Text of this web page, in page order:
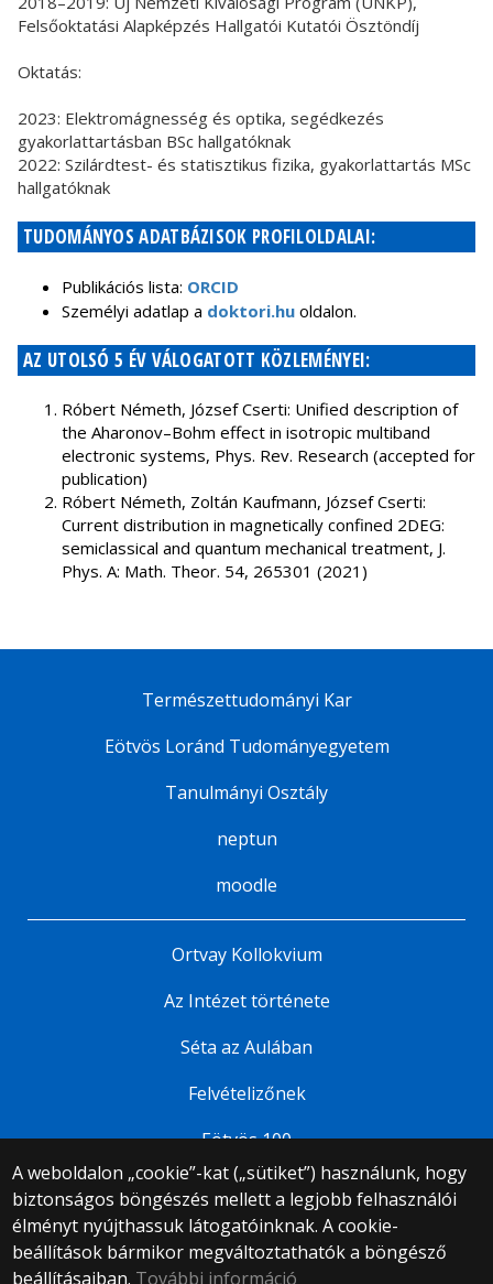
Felsőoktatási Alapképzés Hallgatói Kutatói Ösztöndíj
Oktatás:
2023: Elektromágnesség és optika, segédkezés
gyakorlattartásban BSc hallgatóknak
2022: Szilárdtest- és statisztikus fizika, gyakorlattartás MSc
hallgatóknak
TUDOMÁNYOS ADATBÁZISOK PROFILOLDALAI:
Publikációs lista: ORCID
Személyi adatlap a doktori.hu oldalon.
AZ UTOLSÓ 5 ÉV VÁLOGATOTT KÖZLEMÉNYEI:
Róbert Németh, József Cserti: Unified description of
the Aharonov–Bohm effect in isotropic multiband
electronic systems, Phys. Rev. Research (accepted for
publication)
Róbert Németh, Zoltán Kaufmann, József Cserti:
Current distribution in magnetically confined 2DEG:
semiclassical and quantum mechanical treatment, J.
Phys. A: Math. Theor. 54, 265301 (2021)
A weboldalon „cookie”-kat („sütiket”) használunk, hogy
biztonságos böngészés mellett a legjobb felhasználói
élményt nyújthassuk látogatóinknak. A cookie-
beállítások bármikor megváltoztathatók a böngésző
beállításaiban. További információ
Természettudományi Kar
Eötvös Loránd Tudományegyetem
Tanulmányi Osztály
neptun
moodle
Ortvay Kollokvium
Az Intézet története
Séta az Aulában
Felvételizőnek
Eötvös 100
© 2025 Eötvös Loránd Tudományegyetem
Minden jog fenntartva.
1053 Budapest, Egyetem tér 1–3.
Központi telefonszám: +36 1 411 6500